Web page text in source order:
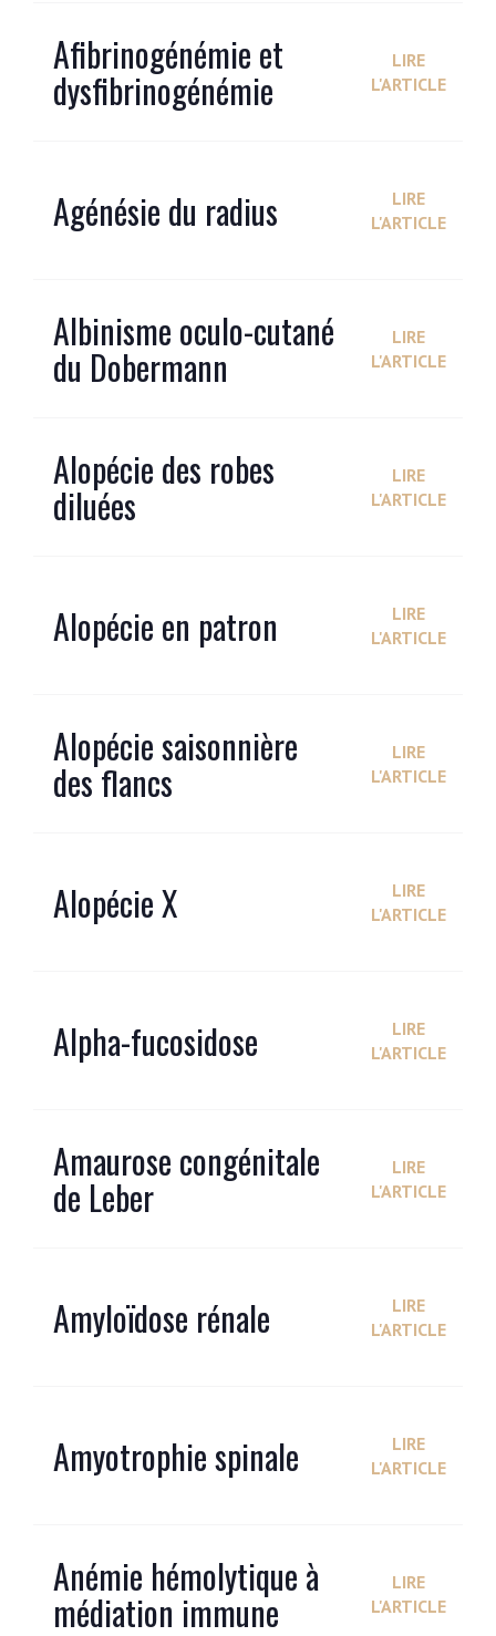
Afibrinogénémie et
dysfibrinogénémie
LIRE
L'ARTICLE
Agénésie du radius
LIRE
L'ARTICLE
Albinisme oculo-cutané
du Dobermann
LIRE
L'ARTICLE
Alopécie des robes
diluées
LIRE
L'ARTICLE
Alopécie en patron
LIRE
L'ARTICLE
Alopécie saisonnière
des flancs
LIRE
L'ARTICLE
Alopécie X
LIRE
L'ARTICLE
Alpha-fucosidose
LIRE
L'ARTICLE
Amaurose congénitale
de Leber
LIRE
L'ARTICLE
Amyloïdose rénale
LIRE
L'ARTICLE
Amyotrophie spinale
LIRE
L'ARTICLE
Anémie hémolytique à
médiation immune
LIRE
L'ARTICLE